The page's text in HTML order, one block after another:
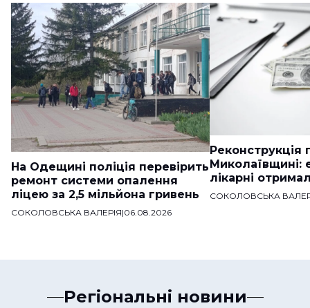
На Одещині поліція перевірить
ремонт системи опалення
ліцею за 2,5 мільйона гривень
СОКОЛОВСЬКА ВАЛЕРІЯ|06.08.2026
Реконструкція
Миколаївщині:
лікарні
СОКОЛОВСЬКА
Регіональні новини